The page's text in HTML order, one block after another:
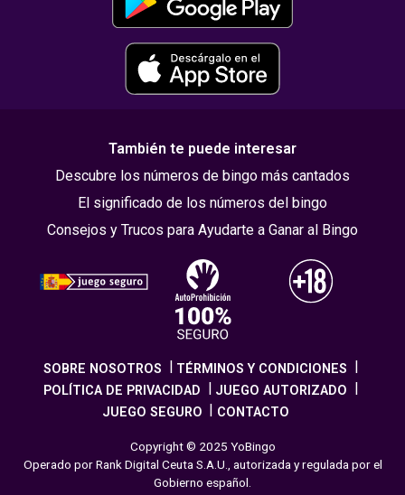
También te puede interesar
Descubre los números de bingo más cantados
El significado de los números del bingo
Consejos y Trucos para Ayudarte a Ganar al Bingo
SOBRE NOSOTROS
TÉRMINOS Y CONDICIONES
POLÍTICA DE PRIVACIDAD
JUEGO AUTORIZADO
JUEGO SEGURO
CONTACTO
Copyright © 2025 YoBingo
Operado por Rank Digital Ceuta S.A.U., autorizada y regulada por el
Gobierno español.